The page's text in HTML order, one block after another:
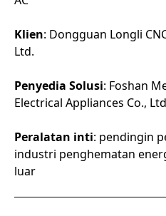
Klien: Dongguan Longli
Ltd.
Penyedia Solusi: Foshan
Electrical Appliances Co.,
Peralatan inti: pendingin
industri penghematan
luar